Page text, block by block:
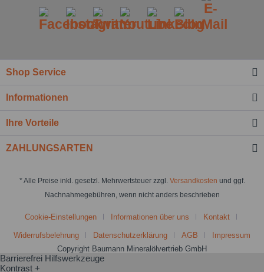
Shop Service
Informationen
Ihre Vorteile
ZAHLUNGSARTEN
* Alle Preise inkl. gesetzl. Mehrwertsteuer zzgl. Versandkosten und ggf.
Nachnahmegebühren, wenn nicht anders beschrieben
Cookie-Einstellungen Informationen über uns Kontakt
Widerrufsbelehrung Datenschutzerklärung AGB
Impressum
Copyright Baumann Mineralölvertrieb GmbH
Barrierefrei Hilfswerkzeuge
Kontrast +